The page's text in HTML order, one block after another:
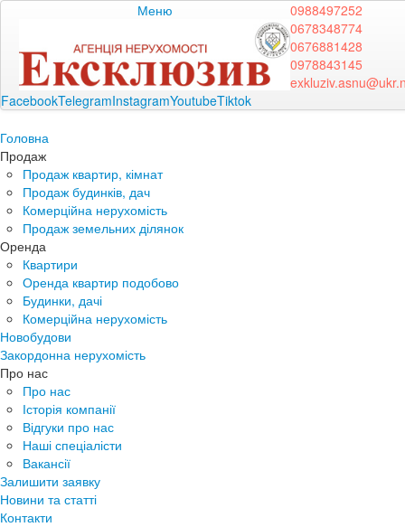
Меню
0988497252
0678348774
0676881428
0978843145
FacebookTelegramInstagramYoutubeTiktok
Головна
Продаж
Продаж квартир, кімнат
Продаж будинків, дач
Комерційна нерухомість
Продаж земельних ділянок
Оренда
Квартири
Оренда квартир подобово
Будинки, дачі
Комерційна нерухомість
Новобудови
Закордонна нерухомість
Про нас
Про нас
Історія компанії
Відгуки про нас
Наші спеціалісти
Вакансії
Залишити заявку
Новини та статті
Контакти